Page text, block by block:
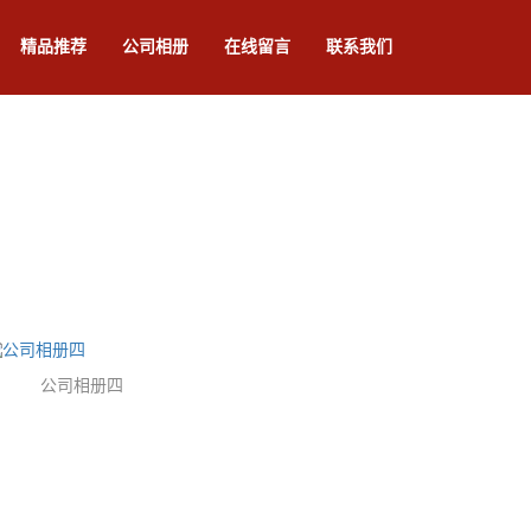
精品推荐 公司相册 在线留言 联系我们
公司相册四